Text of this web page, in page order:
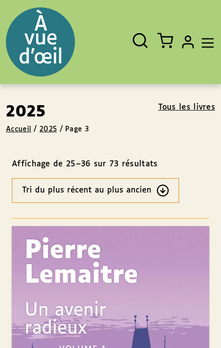
Fermer
Rechercher
un
livre,
un
auteur,
un
EAN
2025 Tous les livres
Accueil /2025 / Page 3
Affichage de 25–36 sur 73 résultats
Ordre